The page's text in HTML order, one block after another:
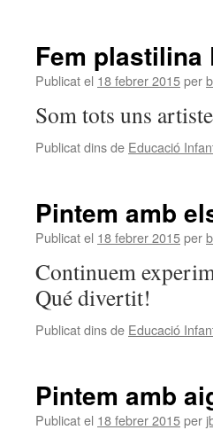
Fem plastilina
Publicat el 18 febrer 2015per
Som tots uns
Publicat dins de Educació
Pintem amb
Publicat el 18 febrer 2015per
Continuem
Qué divertit!
Publicat dins de Educació
Pintem amb
Publicat el 18 febrer 2015per